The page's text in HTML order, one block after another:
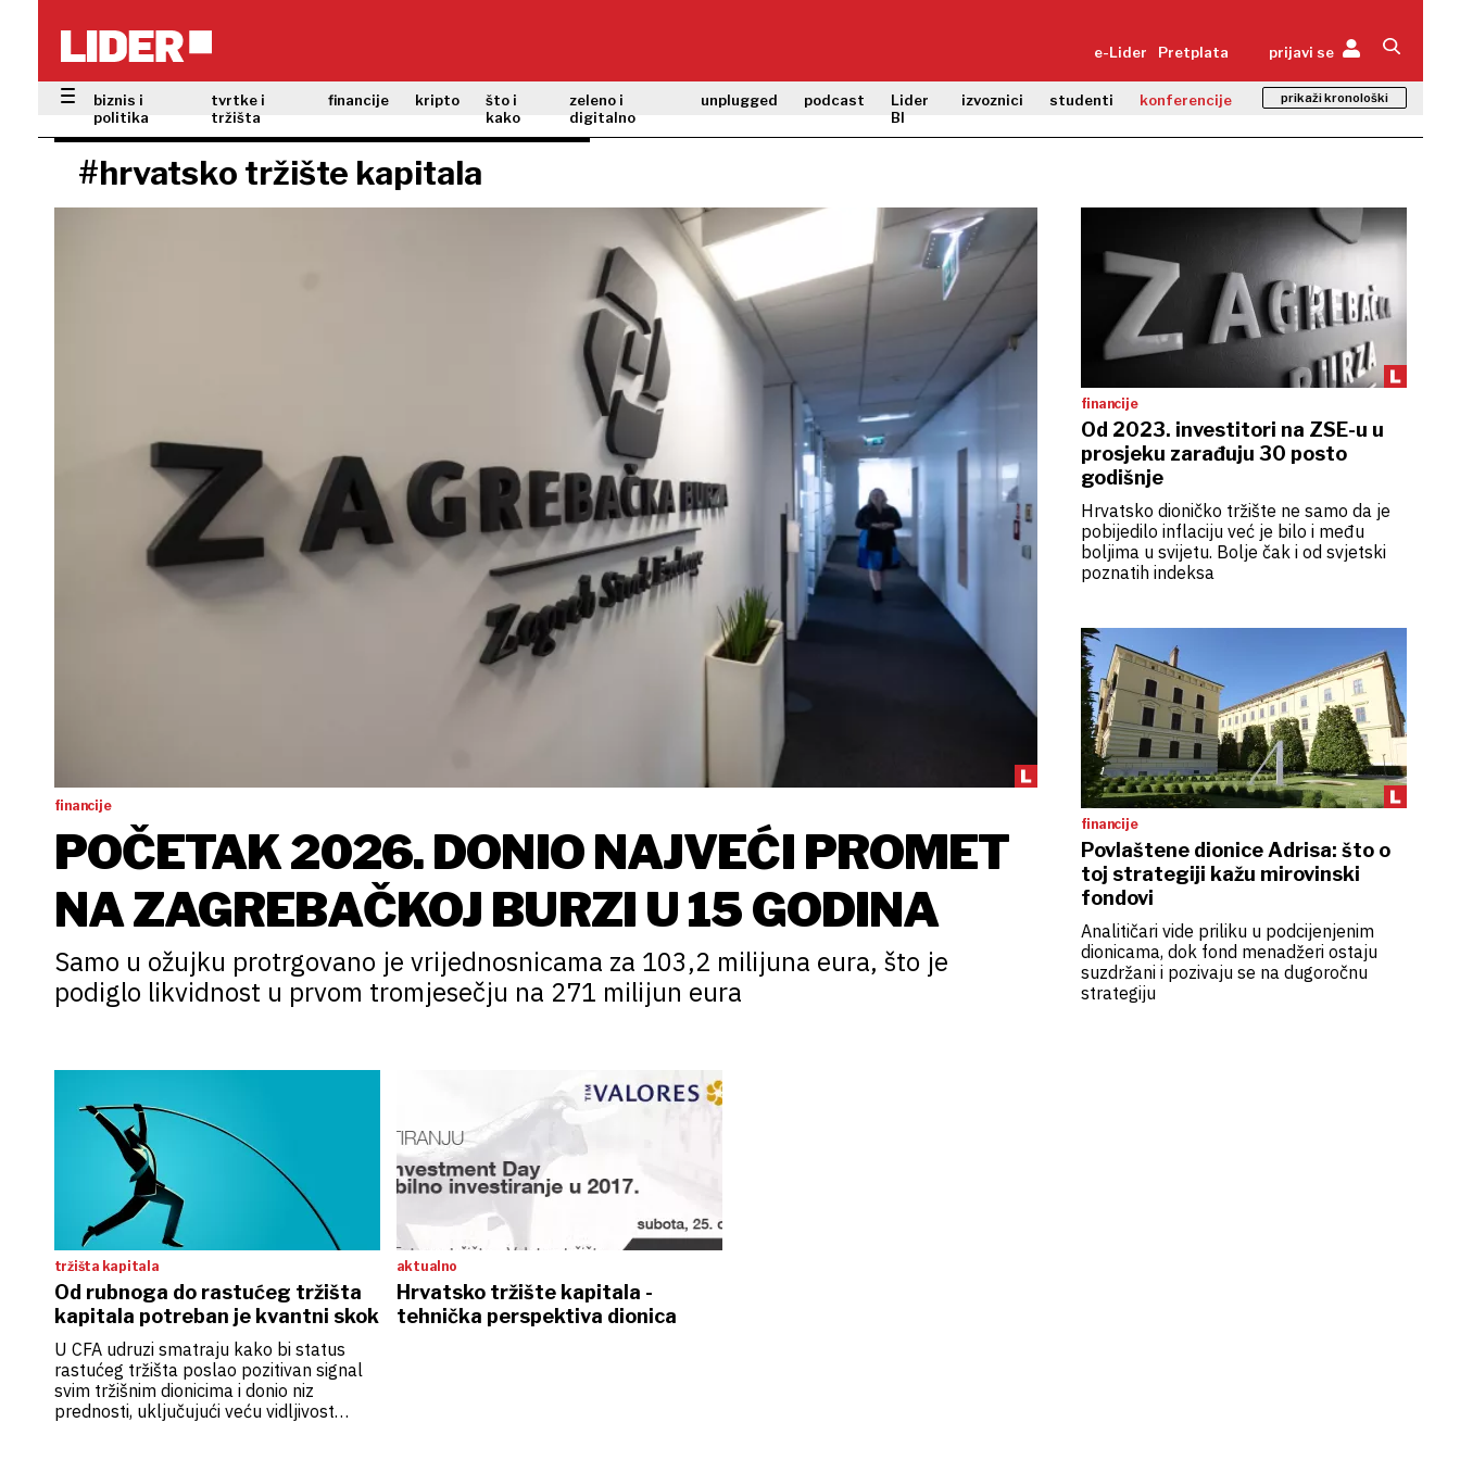
e-Lider Pretplata prijavi se
biznis i
politika
tvrtke i
tržišta
financije kripto
što i
kako
zeleno i
digitalno
unplugged podcast
Lider
BI
izvoznici studenti konferencije prikaži kronološki
#hrvatsko tržište kapitala
financije
POČETAK 2026. DONIO NAJVEĆI PROMET
NA ZAGREBAČKOJ BURZI U 15 GODINA
Samo u ožujku protrgovano je vrijednosnicama za 103,2 milijuna eura, što je
podiglo likvidnost u prvom tromjesečju na 271 milijun eura
financije
Od 2023. investitori na ZSE-u u
prosjeku zarađuju 30 posto
godišnje
Hrvatsko dioničko tržište ne samo da je
pobijedilo inflaciju već je bilo i među
boljima u svijetu. Bolje čak i od svjetski
poznatih indeksa
financije
Povlaštene dionice Adrisa: što o
toj strategiji kažu mirovinski
fondovi
Analitičari vide priliku u podcijenjenim
dionicama, dok fond menadžeri ostaju
suzdržani i pozivaju se na dugoročnu
strategiju
tržišta kapitala
Od rubnoga do rastućeg tržišta
kapitala potreban je kvantni skok
U CFA udruzi smatraju kako bi status
rastućeg tržišta poslao pozitivan signal
svim tržišnim dionicima i donio niz
prednosti, uključujući veću vidljivost
aktualno
Hrvatsko tržište kapitala -
tehnička perspektiva dionica